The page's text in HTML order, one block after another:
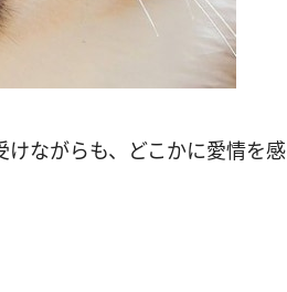
けながらも、どこかに愛情を感